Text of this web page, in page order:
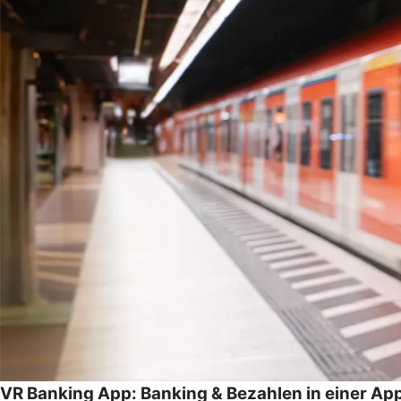
VR Banking App: Banking & Bezahlen in einer